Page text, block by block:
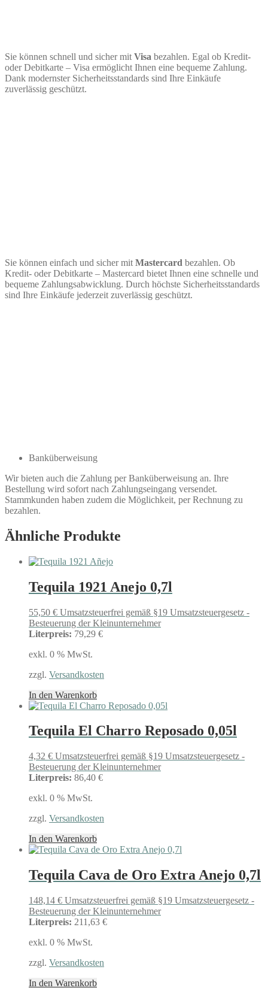
Sie können schnell und sicher mit Visa bezahlen. Egal ob Kredit-
oder Debitkarte – Visa ermöglicht Ihnen eine bequeme Zahlung.
Dank modernster Sicherheitsstandards sind Ihre Einkäufe
zuverlässig geschützt.
Sie können einfach und sicher mit Mastercard bezahlen. Ob
Kredit- oder Debitkarte – Mastercard bietet Ihnen eine schnelle und
bequeme Zahlungsabwicklung. Durch höchste Sicherheitsstandards
sind Ihre Einkäufe jederzeit zuverlässig geschützt.
Banküberweisung
Wir bieten auch die Zahlung per Banküberweisung an. Ihre
Bestellung wird sofort nach Zahlungseingang versendet.
Stammkunden haben zudem die Möglichkeit, per Rechnung zu
bezahlen.
Ähnliche Produkte
Tequila 1921 Anejo 0,7l
55,50 € Umsatzsteuerfrei gemäß §19 Umsatzsteuergesetz -
Besteuerung der Kleinunternehmer
Literpreis: 79,29 €
exkl. 0 % MwSt.
zzgl. Versandkosten
In den Warenkorb
Tequila El Charro Reposado 0,05l
4,32 € Umsatzsteuerfrei gemäß §19 Umsatzsteuergesetz -
Besteuerung der Kleinunternehmer
Literpreis: 86,40 €
exkl. 0 % MwSt.
zzgl. Versandkosten
In den Warenkorb
Tequila Cava de Oro Extra Anejo 0,7l
148,14 € Umsatzsteuerfrei gemäß §19 Umsatzsteuergesetz -
Besteuerung der Kleinunternehmer
Literpreis: 211,63 €
exkl. 0 % MwSt.
zzgl. Versandkosten
In den Warenkorb